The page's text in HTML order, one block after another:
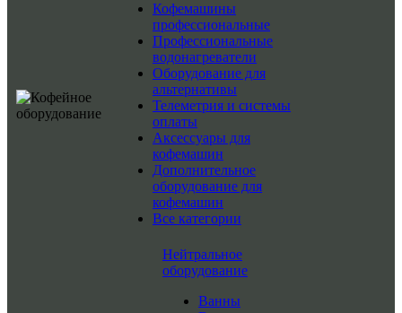
Кофемашины
профессиональные
Профессиональные
водонагреватели
Оборудование для
альтернативы
Телеметрия и системы
оплаты
Аксессуары для
кофемашин
Дополнительное
оборудование для
кофемашин
Все категории
Нейтральное
оборудование
Ванны